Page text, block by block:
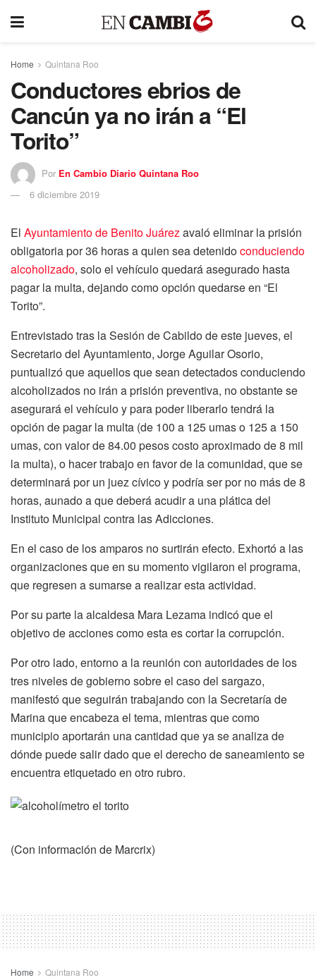
Home Quintana Roo
Conductores ebrios de
Cancún ya no irán a “El
Torito”
Por En Cambio Diario Quintana Roo
6 diciembre 2019
El Ayuntamiento de Benito Juárezavaló eliminar la prisión
obligatoria por 36 horas a quien sea detenidoconduciendo
alcoholizado, solo el vehículo quedará asegurado hasta
pagar la multa, dejando como opción quedarse en “El
Torito”.
Entrevistado tras la Sesión de Cabildo de este jueves, el
Secretario del Ayuntamiento, Jorge Aguilar Osorio,
puntualizó que aquellos que sean detectados conduciendo
alcoholizados no irán a prisión preventiva, no obstante se
asegurará el vehículo y para poder liberarlo tendrá la
opción de pagar la multa (de 100 a 125 umas o 125 a 150
umas, con valor de 84.00 pesos costo aproximado de 8 mil
la multa), o hacer trabajo en favor de la comunidad, que se
determinará por un juez cívico y podría ser por no más de 8
horas, aunado a que deberá acudir a una plática del
Instituto Municipal contra las Adicciones.
En el caso de los amparos no surtirán efecto. Exhortó a las
organizaciones que en su momento vigilaron el programa,
que regresen a sumarse a realizar esta actividad.
Por su parte la alcaldesa Mara Lezama indicó que el
objetivo de acciones como esta es cortar la corrupción.
Por otro lado, entorno a la reunión con autoridades de los
tres niveles de gobierno sobre el caso del sargazo,
manifestó que seguirán trabajando con la Secretaría de
Marina que encabeza el tema, mientras que como
municipio aportarán una cantidad que ya se analiza de
dónde puede salir dado que el derecho de saneamiento se
encuentra etiquetado en otro rubro.
(Con información de Marcrix)
Home Quintana Roo